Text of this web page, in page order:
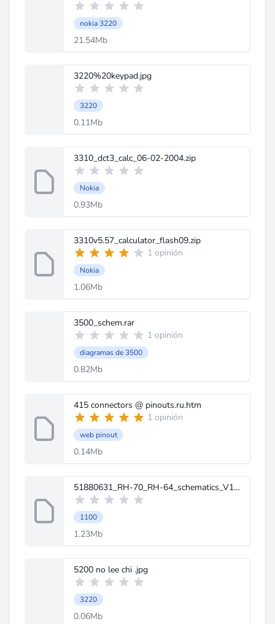
nokia 3220
21.54Mb
3220%20keypad.jpg
3220
0.11Mb
3310_dct3_calc_06-02-2004.zip
Nokia
0.93Mb
3310v5.57_calculator_flash09.zip
1 opinión
Nokia
1.06Mb
3500_schem.rar
1 opinión
diagramas de 3500
0.82Mb
415 connectors @ pinouts.ru.htm
1 opinión
web pinout
0.14Mb
51880631_RH-70_RH-64_schematics_V1_0.pdf
1100
1.23Mb
5200 no lee chi .jpg
3220
0.06Mb